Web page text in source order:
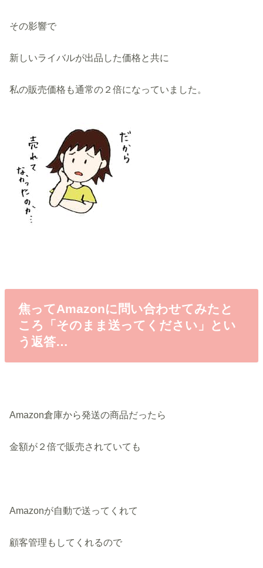
その影響で
新しいライバルが出品した価格と共に
私の販売価格も通常の２倍になっていました。
焦ってAmazonに問い合わせてみたと
ころ「そのまま送ってください」とい
う返答…
Amazon倉庫から発送の商品だったら
金額が２倍で販売されていても
Amazonが自動で送ってくれて
顧客管理もしてくれるので